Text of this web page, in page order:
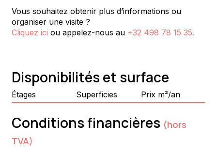
Vous souhaitez obtenir plus d’informations ou
organiser une visite ?
Cliquez ici ou appelez-nous au +32 498 78 15 35.
Disponibilités et surface
Étages Superficies Prix m²/an
Conditions financières (hors
TVA)